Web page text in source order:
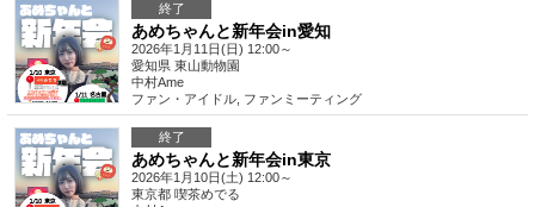
終了
あめちゃんと新年会in愛知
2026年1月11日(日) 12:00～
愛知県 東山動物園
中村Ame
ファン・アイドル ファンミーティング
終了
あめちゃんと新年会in東京
2026年1月10日(土) 12:00～
東京都 喫茶めでる